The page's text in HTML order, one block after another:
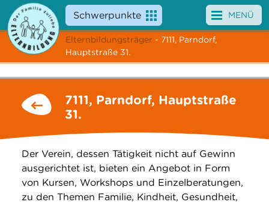
Schwerpunkte
Angebote
News
Über uns
Suche
MENÜ
Elternbildungsträger - 7111, Parndorf,
Hauptstraße 31.
7111, Parndorf, Hauptstraße
31.
Der Verein, dessen Tätigkeit nicht auf Gewinn
ausgerichtet ist, bieten ein Angebot in Form
von Kursen, Workshops und Einzelberatungen,
zu den Themen Familie, Kindheit, Gesundheit,